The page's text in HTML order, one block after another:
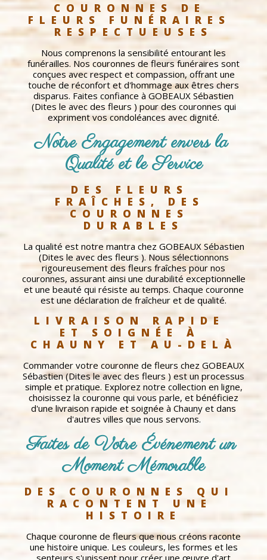
COURONNES DE
FLEURS FUNÉRAIRES
RESPECTUEUSES
Nous comprenons la sensibilité entourant les
funérailles. Nos couronnes de fleurs funéraires sont
conçues avec respect et compassion, offrant une
touche de réconfort et d'hommage aux êtres chers
disparus. Faites confiance à GOBEAUX Sébastien
(Dites le avec des fleurs ) pour des couronnes qui
expriment vos condoléances avec dignité.
Notre Engagement envers la
Qualité et le Service
DES FLEURS
FRAÎCHES, DES
COURONNES
DURABLES
La qualité est notre mantra chez GOBEAUX Sébastien
(Dites le avec des fleurs ). Nous sélectionnons
rigoureusement des fleurs fraîches pour nos
couronnes, assurant ainsi une durabilité exceptionnelle
et une beauté qui résiste au temps. Chaque couronne
est une déclaration de fraîcheur et de qualité.
LIVRAISON RAPIDE
ET SOIGNÉE À
CHAUNY ET AU-DELÀ
Commander votre couronne de fleurs chez GOBEAUX
Sébastien (Dites le avec des fleurs ) est un processus
simple et pratique. Explorez notre collection en ligne,
choisissez la couronne qui vous parle, et bénéficiez
d'une livraison rapide et soignée à Chauny et dans
d'autres villes que nous servons.
Faites de Votre Événement un
Moment Mémorable
DES COURONNES QUI
RACONTENT UNE
HISTOIRE
Chaque couronne de fleurs que nous créons raconte
une histoire unique. Les couleurs, les formes et les
senteurs s'unissent pour créer une œuvre d'art